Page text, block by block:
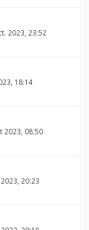
2023, 23:52
18:14
2023, 08:50
20:23